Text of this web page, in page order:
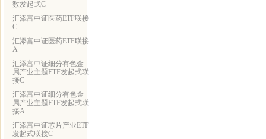
数发起式C
汇添富中证医药ETF联接
C
汇添富中证医药ETF联接
A
汇添富中证细分有色金
属产业主题ETF发起式联
接C
汇添富中证细分有色金
属产业主题ETF发起式联
接A
汇添富中证芯片产业ETF
发起式联接C